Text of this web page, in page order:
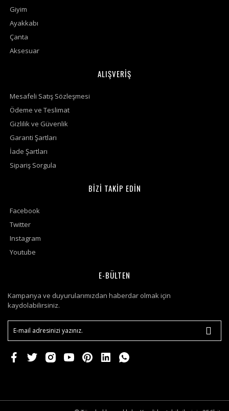
Giyim
Ayakkabı
Çanta
Aksesuar
ALIŞVERİŞ
Mesafeli Satış Sözleşmesi
Ödeme ve Teslimat
Gizlilik ve Güvenlik
Garanti Şartları
İade Şartları
Sipariş Sorgula
BİZİ TAKİP EDİN
Facebook
Twitter
Instagram
Youtube
E-BÜLTEN
Kampanya ve duyurularımızdan haberdar olmak için
kaydolabilirsiniz.